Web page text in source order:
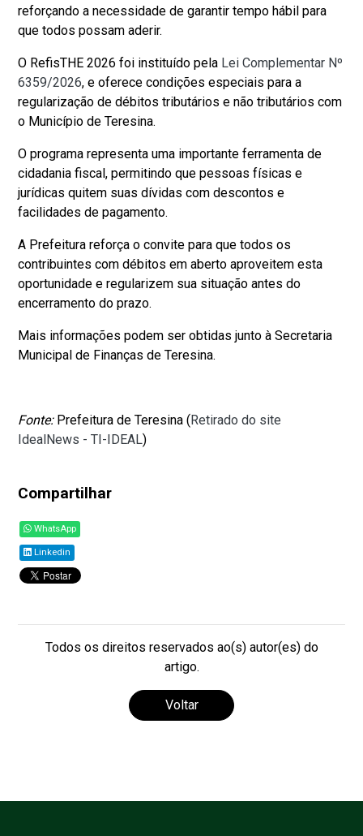
reforçando a necessidade de garantir tempo hábil para
que todos possam aderir.
O RefisTHE 2026 foi instituído pela Lei Complementar Nº
6359/2026, e oferece condições especiais para a
regularização de débitos tributários e não tributários com
o Município de Teresina.
O programa representa uma importante ferramenta de
cidadania fiscal, permitindo que pessoas físicas e
jurídicas quitem suas dívidas com descontos e
facilidades de pagamento.
A Prefeitura reforça o convite para que todos os
contribuintes com débitos em aberto aproveitem esta
oportunidade e regularizem sua situação antes do
encerramento do prazo.
Mais informações podem ser obtidas junto à Secretaria
Municipal de Finanças de Teresina.
Fonte:Prefeitura de Teresina (Retirado do site
IdealNews - TI-IDEAL)
Compartilhar
WhatsApp
Linkedin
Todos os direitos reservados ao(s) autor(es) do
artigo.
Voltar